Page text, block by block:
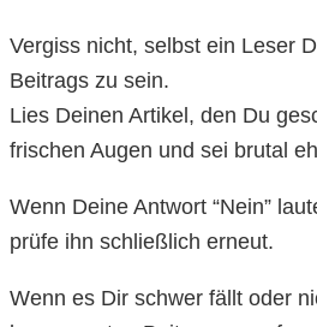
Vergiss nicht, selbst ein Leser
Beitrags zu sein.
Lies Deinen Artikel, den Du
frischen Augen und sei brutal
Wenn Deine Antwort “Nein”
prüfe ihn schließlich erneut.
Wenn es Dir schwer fällt oder